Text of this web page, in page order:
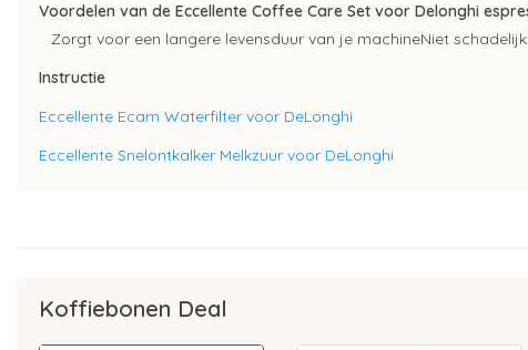
Voordelen van de Eccellente Coffee Care Set voor Delonghi
Zorgt voor een langere levensduur van je machineNiet
Instructie
Eccellente Ecam Waterfilter voor DeLonghi
Eccellente Snelontkalker Melkzuur voor DeLonghi
Koffiebonen Deal